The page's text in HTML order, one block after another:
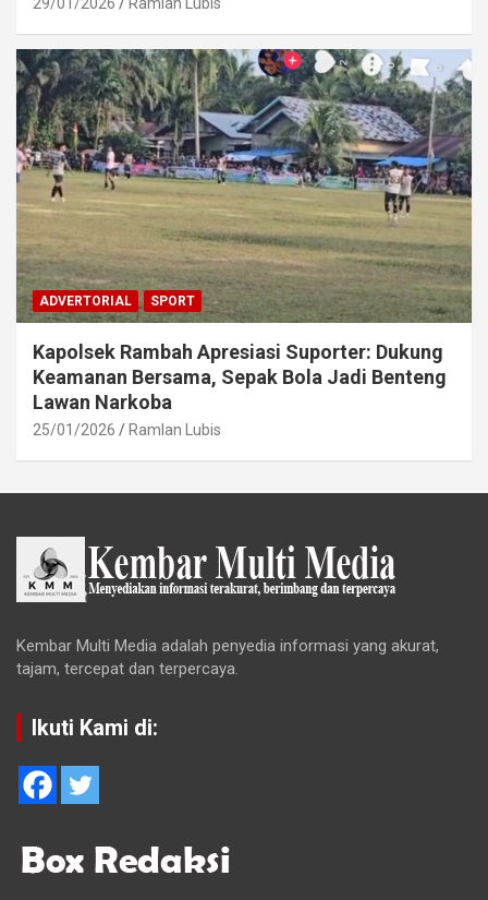
ADVERTORIAL SPORT
Kapolsek Rambah Apresiasi Suporter: Dukung
Keamanan Bersama, Sepak Bola Jadi Benteng
Lawan Narkoba
25/01/2026 Ramlan Lubis
Kembar Multi Media adalah penyedia informasi yang akurat,
tajam, tercepat dan terpercaya.
Ikuti Kami di: